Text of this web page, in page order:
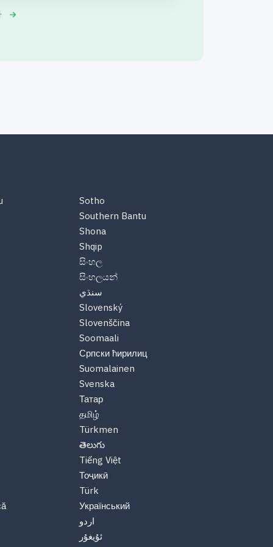
Sotho
Southern Bantu
Shona
Shqip
සිංහල
සිංහලයන්
سنڌي
Slovenský
Slovenščina
Soomaali
Српски ћирилиц
Suomalainen
Svenska
Татар
தமிழ்
Türkmen
తెలుగు
Tiếng Việt
Тоҷикӣ
Türk
Український
اردو
ئۇيغۇر